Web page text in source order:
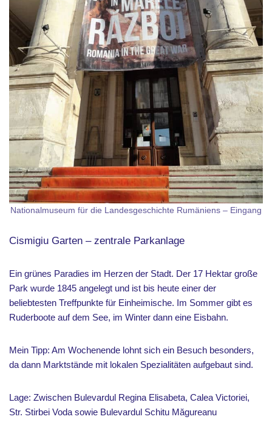
Nationalmuseum für die Landesgeschichte Rumäniens – Eingang
Cismigiu Garten – zentrale Parkanlage
Ein grünes Paradies im Herzen der Stadt. Der 17 Hektar große
Park wurde 1845 angelegt und ist bis heute einer der
beliebtesten Treffpunkte für Einheimische. Im Sommer gibt es
Ruderboote auf dem See, im Winter dann eine Eisbahn.
Mein Tipp: Am Wochenende lohnt sich ein Besuch besonders,
da dann Marktstände mit lokalen Spezialitäten aufgebaut sind.
Lage: Zwischen Bulevardul Regina Elisabeta, Calea Victoriei,
Str. Stirbei Voda sowie Bulevardul Schitu Măgureanu